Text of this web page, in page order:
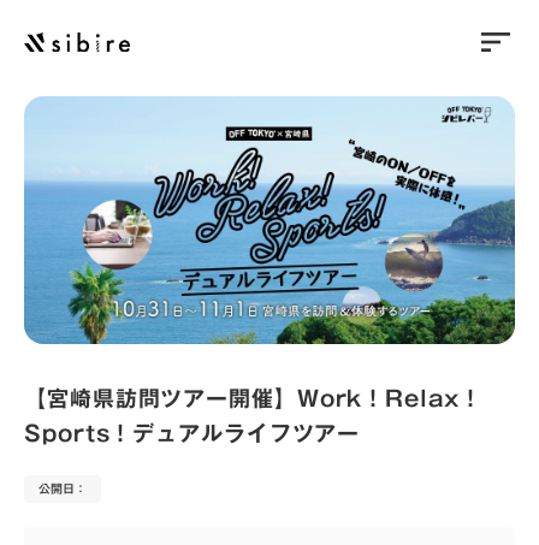
【宮崎県訪問ツアー開催】Work！Relax！
Sports！デュアルライフツアー
公開日：
sort